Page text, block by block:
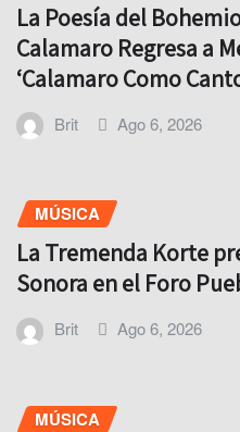
La Poesía del
Calamaro Regresa a
‘Calamaro Como
Brit Ago 6, 2026
MÚSICA
La Tremenda Korte
Sonora en el Foro
Brit Ago 6, 2026
MÚSICA